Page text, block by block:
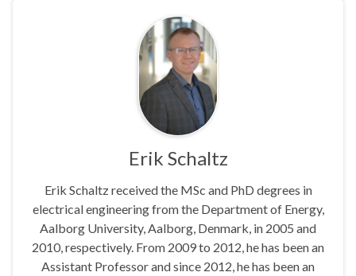
Erik Schaltz
Erik Schaltz received the MSc and PhD degrees in
electrical engineering from the Department of Energy,
Aalborg University, Aalborg, Denmark, in 2005 and
2010, respectively. From 2009 to 2012, he has been an
Assistant Professor and since 2012, he has been an